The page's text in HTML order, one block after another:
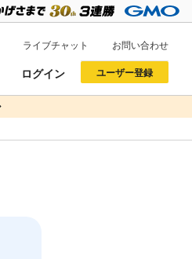
ライブチャット お問い合わせ
ログイン ユーザー登録